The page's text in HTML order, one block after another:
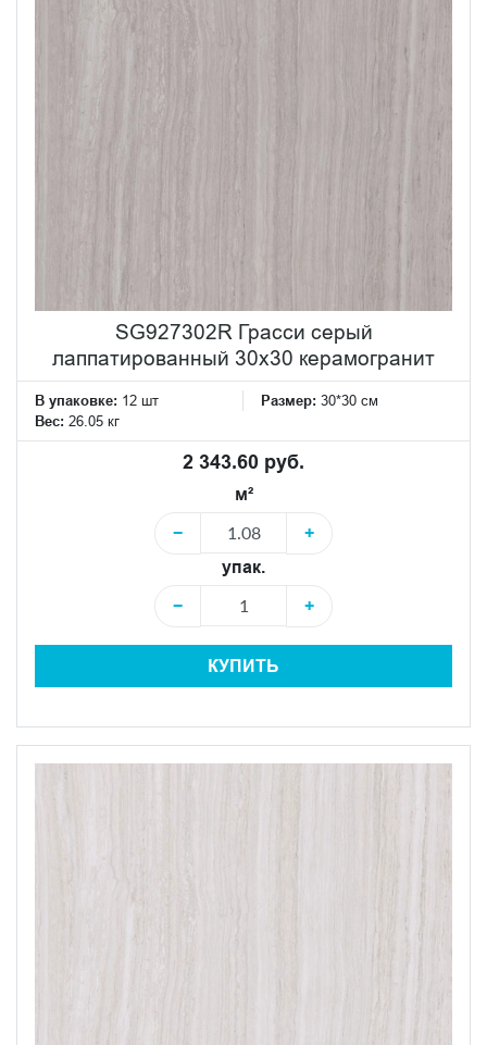
SG927302R Грасси серый
лаппатированный 30x30 керамогранит
В упаковке: 12 шт Размер: 30*30 см
Вес: 26.05 кг
2 343.60 руб.
м²
−
+
упак.
−
+
КУПИТЬ